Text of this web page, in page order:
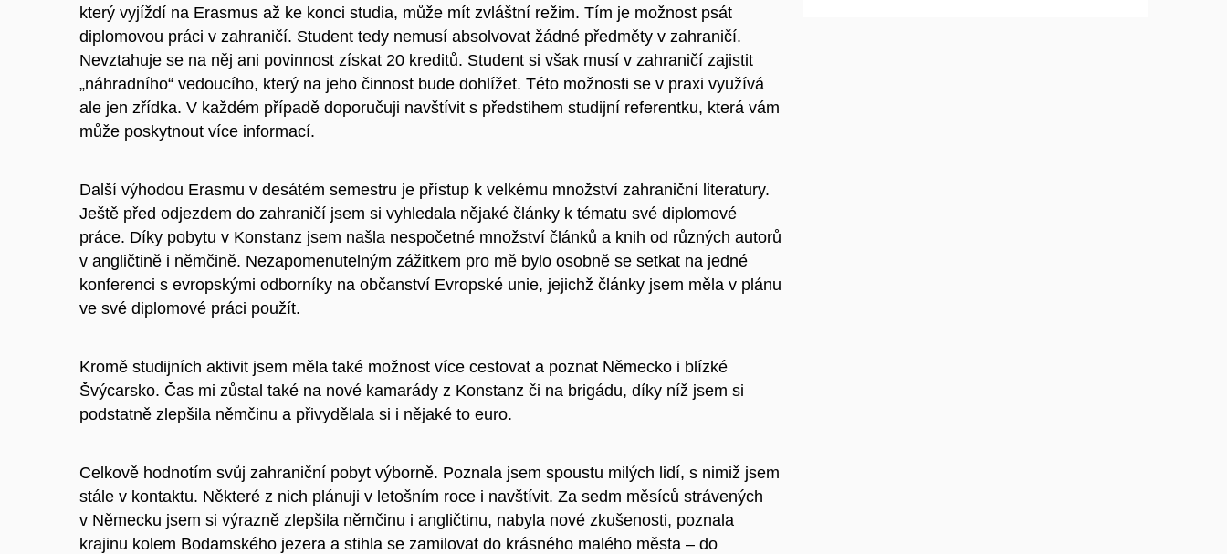
který vyjíždí na Erasmus až ke konci studia, může mít zvláštní režim. Tím je možnost psát
diplomovou práci v zahraničí. Student tedy nemusí absolvovat žádné předměty v zahraničí.
Nevztahuje se na něj ani povinnost získat 20 kreditů. Student si však musí v zahraničí zajistit
„náhradního“ vedoucího, který na jeho činnost bude dohlížet. Této možnosti se v praxi využívá
ale jen zřídka. V každém případě doporučuji navštívit s předstihem studijní referentku, která vám
může poskytnout více informací.
Další výhodou Erasmu v desátém semestru je přístup k velkému množství zahraniční literatury.
Ještě před odjezdem do zahraničí jsem si vyhledala nějaké články k tématu své diplomové
práce. Díky pobytu v Konstanz jsem našla nespočetné množství článků a knih od různých autorů
v angličtině i němčině. Nezapomenutelným zážitkem pro mě bylo osobně se setkat na jedné
konferenci s evropskými odborníky na občanství Evropské unie, jejichž články jsem měla v plánu
ve své diplomové práci použít.
Kromě studijních aktivit jsem měla také možnost více cestovat a poznat Německo i blízké
Švýcarsko. Čas mi zůstal také na nové kamarády z Konstanz či na brigádu, díky níž jsem si
podstatně zlepšila němčinu a přivydělala si i nějaké to euro.
Celkově hodnotím svůj zahraniční pobyt výborně. Poznala jsem spoustu milých lidí, s nimiž jsem
stále v kontaktu. Některé z nich plánuji v letošním roce i navštívit. Za sedm měsíců strávených
v Německu jsem si výrazně zlepšila němčinu i angličtinu, nabyla nové zkušenosti, poznala
krajinu kolem Bodamského jezera a stihla se zamilovat do krásného malého města – do